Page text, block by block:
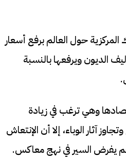
حول العالم برفع أسعار
الديون ويرفعها بالنسبة
وهي ترغب في زيادة
آثار الوباء، إلا أن الإنتعاش
يفرض السير في نهج معاكس.